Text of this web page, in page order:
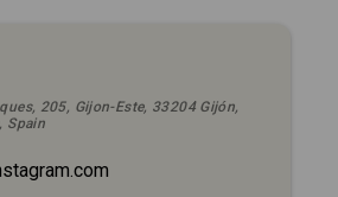
205, Gijon-Este, 33204 Gijón,
Spain